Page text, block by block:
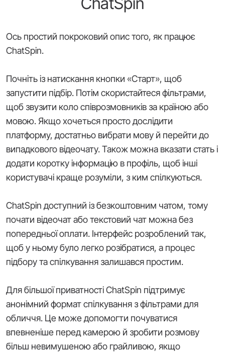
Ось простий покроковий опис того, як працює
ChatSpin.
Почніть із натискання кнопки «Старт», щоб
запустити підбір. Потім скористайтеся фільтрами,
щоб звузити коло співрозмовників за країною або
мовою. Якщо хочеться просто дослідити
платформу, достатньо вибрати мову й перейти до
випадкового відеочату. Також можна вказати стать і
додати коротку інформацію в профіль, щоб інші
користувачі краще розуміли, з ким спілкуються.
ChatSpin доступний із безкоштовним чатом, тому
почати відеочат або текстовий чат можна без
попередньої оплати. Інтерфейс розроблений так,
щоб у ньому було легко розібратися, а процес
підбору та спілкування залишався простим.
Для більшої приватності ChatSpin підтримує
анонімний формат спілкування з фільтрами для
обличчя. Це може допомогти почуватися
впевненіше перед камерою й зробити розмову
більш невимушеною або грайливою, якщо